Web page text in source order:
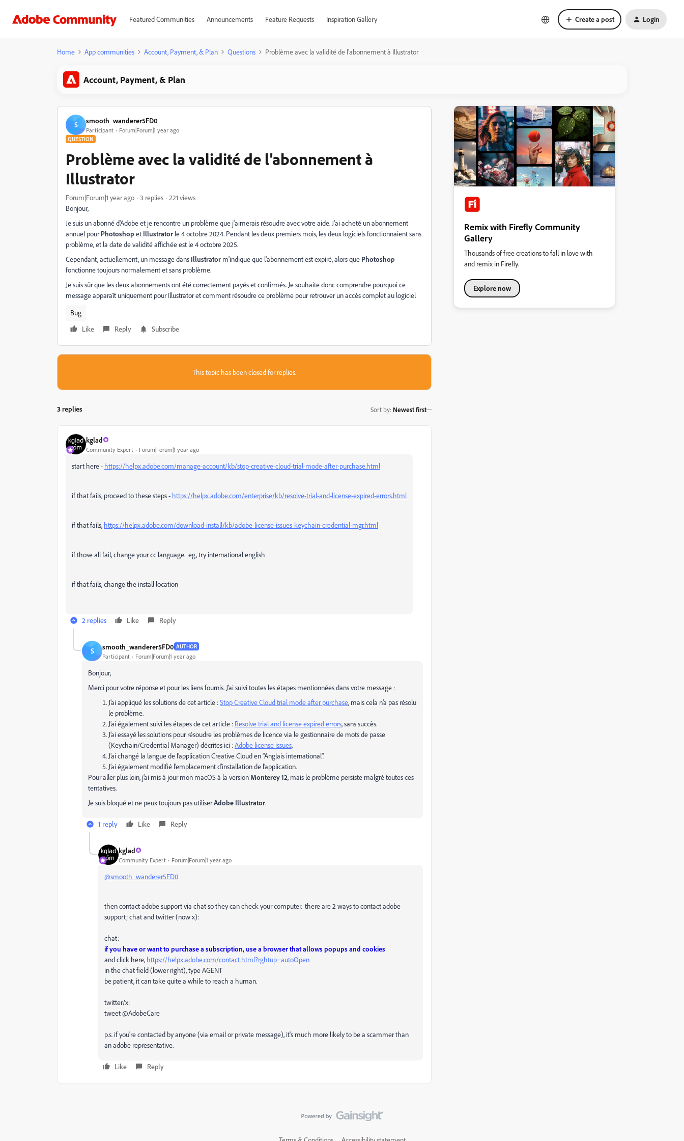
Featured Communities Announcements Feature Requests Inspiration Gallery Create a post Login
Home App communities Account, Payment, & Plan Questions Problème avec la validité de l'abonnement à Illustrator
Account, Payment, & Plan
S smooth_wanderer5FD0
Participant Forum|Forum|1 year ago
QUESTION
Problème avec la validité de l'abonnement à
Illustrator
Forum|Forum|1 year ago 3 replies
221 views
Bonjour,
Je suis un abonné d'Adobe et je rencontre un problème que j'aimerais résoudre avec votre aide. J'ai acheté un abonnement
annuel pourPhotoshop et Illustrator le 4 octobre 2024. Pendant les deux premiers mois, les deux logiciels fonctionnaient sans
problème, et la date de validité affichée est le 4 octobre 2025.
Cependant, actuellement, un message dans Illustrator m'indique que l'abonnement est expiré, alors que Photoshop
fonctionne toujours normalement et sans problème.
Je suis sûr que les deux abonnements ont été correctement payés et confirmés. Je souhaite donc comprendre pourquoi ce
message apparaît uniquement pour Illustrator et comment résoudre ce problème pour retrouver un accès complet au logiciel
Bug
Like
Reply Subscribe
This topic has been closed for replies.
3 replies Sort by: Newest first
kglad
Community Expert Forum|Forum|1 year ago
start here - https://helpx.adobe.com/manage-account/kb/stop-creative-cloud-trial-mode-after-purchase.html
if that fails, proceed to these steps - https://helpx.adobe.com/enterprise/kb/resolve-trial-and-license-expired-errors.html
if that fails, https://helpx.adobe.com/download-install/kb/adobe-license-issues-keychain-credential-mgr.html
if those all fail, change your cc language. eg, try international english
if that fails, change the install location
2 replies Like Reply
S smooth_wanderer5FD0 AUTHOR
Participant Forum|Forum|1 year ago
Bonjour,
Merci pour votre réponse et pour les liens fournis. J’ai suivi toutes les étapes mentionnées dans votre message :
J’ai appliqué les solutions de cet article :StopCreativeCloudtrial modeafterpurchase, mais cela n’a pas résolu
le problème.
J’ai également suivi les étapes de cet article : Resolvetrialand licenseexpirederrors, sans succès.
J’ai essayé les solutions pour résoudre les problèmes de licence via le gestionnaire de mots de passe
(Keychain/Credential Manager) décrites ici :Adobe license issues.
J’ai changé la langue de l’application Creative Cloud en "Anglais international".
J’ai également modifié l’emplacement d’installation de l’application.
Pour aller plus loin, j’ai mis à jour mon macOS à la version Monterey 12, mais le problème persiste malgré toutes ces
tentatives.
Je suis bloqué et ne peux toujours pas utiliserAdobe Illustrator.
1 reply Like Reply
kglad
Community Expert Forum|Forum|1 year ago
@smooth_wanderer5FD0
then contact adobe support via chat so they can check your computer. there are 2 ways to contact adobe
support; chat and twitter (now x):
chat:
if you have or want to purchase a subscription, use a browser that allows popups and cookies
and click here, https://helpx.adobe.com/contact.html?rghtup=autoOpen
in the chat field (lower right), type AGENT
be patient, it can take quite a while to reach a human.
twitter/x:
tweet @AdobeCare
p.s. if you're contacted by anyone (via email or private message), it's much more likely to be a scammer than
an adobe representative.
Like Reply
Remix with Firefly Community
Gallery
Thousands of free creations to fall in love with
and remix in Firefly.
Explore now